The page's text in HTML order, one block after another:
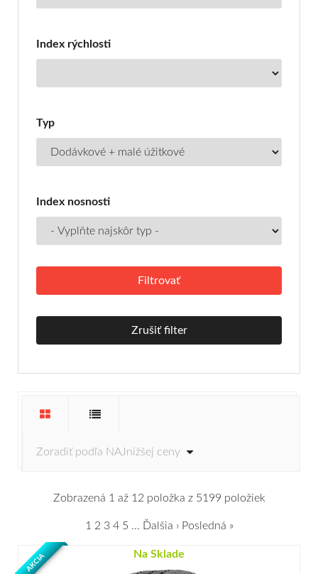
Index rýchlosti
Typ
Index nosnosti
Zrušiť filter
Zobrazená 1 až 12 položka z 5199 položiek
1 2 3 4 5 … Ďalšia › Posledná »
Na Sklade
AKCIA